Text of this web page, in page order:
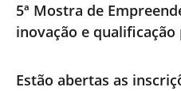
5ª Mostra de
inovação e
Estão abertas as